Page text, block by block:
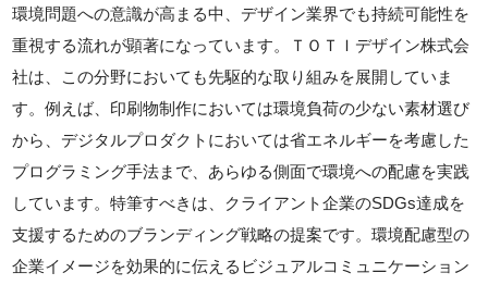
環境問題への意識が高まる中、デザイン業界でも持続可能性を
重視する流れが顕著になっています。ＴＯＴＩデザイン株式会
社は、この分野においても先駆的な取り組みを展開していま
す。例えば、印刷物制作においては環境負荷の少ない素材選び
から、デジタルプロダクトにおいては省エネルギーを考慮した
プログラミング手法まで、あらゆる側面で環境への配慮を実践
しています。特筆すべきは、クライアント企業のSDGs達成を
支援するためのブランディング戦略の提案です。環境配慮型の
企業イメージを効果的に伝えるビジュアルコミュニケーション